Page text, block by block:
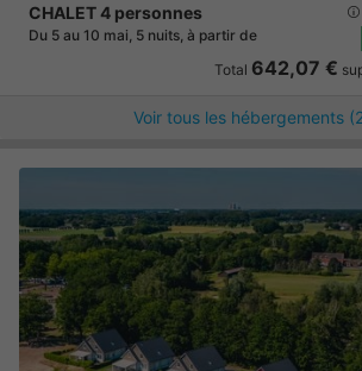
CHALET 4 personnes
Du 5 au 10 mai, 5 nuits, à partir de
Total 642,07 €
Voir tous les hébergements